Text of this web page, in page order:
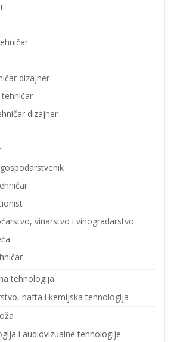
dizajner
dizajner
vinarstvo i vinogradarstvo
tehnologija
nafta i kemijska tehnologija
i audiovizualne tehnologije